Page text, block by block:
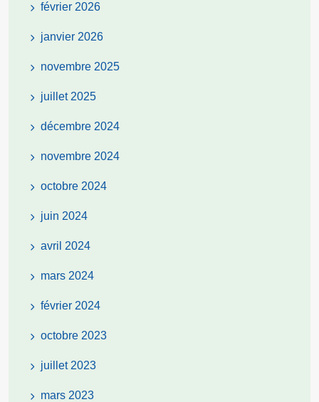
février 2026
janvier 2026
novembre 2025
juillet 2025
décembre 2024
novembre 2024
octobre 2024
juin 2024
avril 2024
mars 2024
février 2024
octobre 2023
juillet 2023
mars 2023